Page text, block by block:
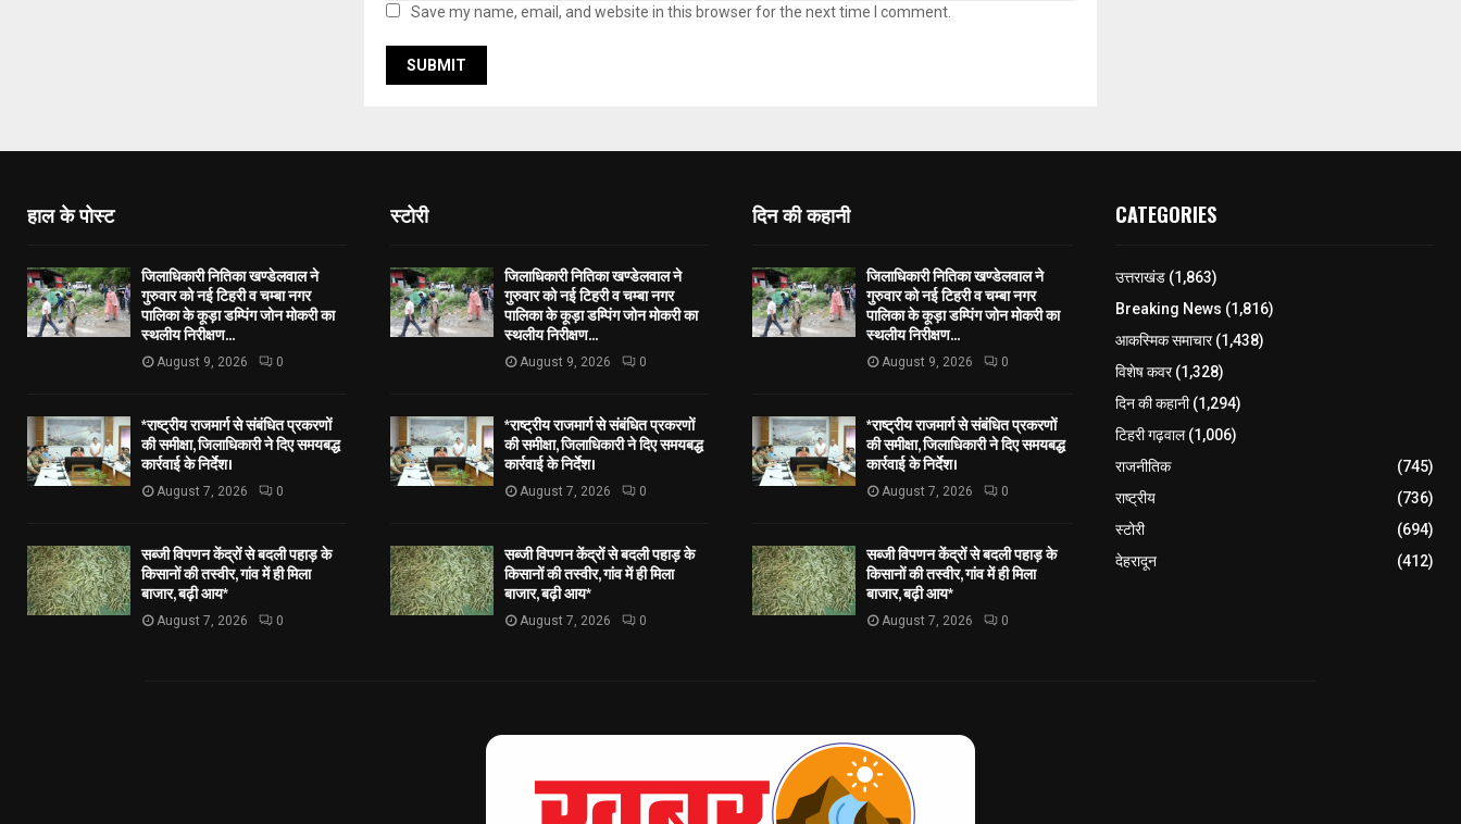
Save my name, email, and website in this browser for the next time I comment.
हाल के पोस्ट
जिलाधिकारी नितिका खण्डेलवाल ने
गुरुवार को नई टिहरी व चम्बा नगर
पालिका के कूड़ा डम्पिंग जोन मोकरी का
स्थलीय निरीक्षण...
August 9, 2026 0
*राष्ट्रीय राजमार्ग से संबंधित प्रकरणों
की समीक्षा, जिलाधिकारी ने दिए समयबद्ध
कार्रवाई के निर्देश।
August 7, 2026 0
सब्जी विपणन केंद्रों से बदली पहाड़ के
किसानों की तस्वीर, गांव में ही मिला
बाजार, बढ़ी आय*
August 7, 2026 0
स्टोरी
जिलाधिकारी नितिका खण्डेलवाल ने
गुरुवार को नई टिहरी व चम्बा नगर
पालिका के कूड़ा डम्पिंग जोन मोकरी का
स्थलीय निरीक्षण...
August 9, 2026 0
*राष्ट्रीय राजमार्ग से संबंधित प्रकरणों
की समीक्षा, जिलाधिकारी ने दिए समयबद्ध
कार्रवाई के निर्देश।
August 7, 2026 0
सब्जी विपणन केंद्रों से बदली पहाड़ के
किसानों की तस्वीर, गांव में ही मिला
बाजार, बढ़ी आय*
August 7, 2026 0
दिन की कहानी
जिलाधिकारी नितिका खण्डेलवाल ने
गुरुवार को नई टिहरी व चम्बा नगर
पालिका के कूड़ा डम्पिंग जोन मोकरी का
स्थलीय निरीक्षण...
August 9, 2026 0
*राष्ट्रीय राजमार्ग से संबंधित प्रकरणों
की समीक्षा, जिलाधिकारी ने दिए समयबद्ध
कार्रवाई के निर्देश।
August 7, 2026 0
सब्जी विपणन केंद्रों से बदली पहाड़ के
किसानों की तस्वीर, गांव में ही मिला
बाजार, बढ़ी आय*
August 7, 2026 0
CATEGORIES
उत्तराखंड(1,863)
Breaking News (1,816)
आकस्मिक समाचार(1,438)
विशेष कवर(1,328)
दिन की कहानी(1,294)
टिहरी गढ़वाल(1,006)
राजनीतिक
(745)
राष्ट्रीय
(736)
स्टोरी
(694)
देहरादून
(412)